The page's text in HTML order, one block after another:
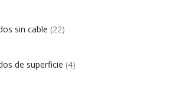
sin cable (22)
de superficie (4)